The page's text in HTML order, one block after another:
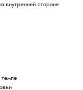
внутренней стороне